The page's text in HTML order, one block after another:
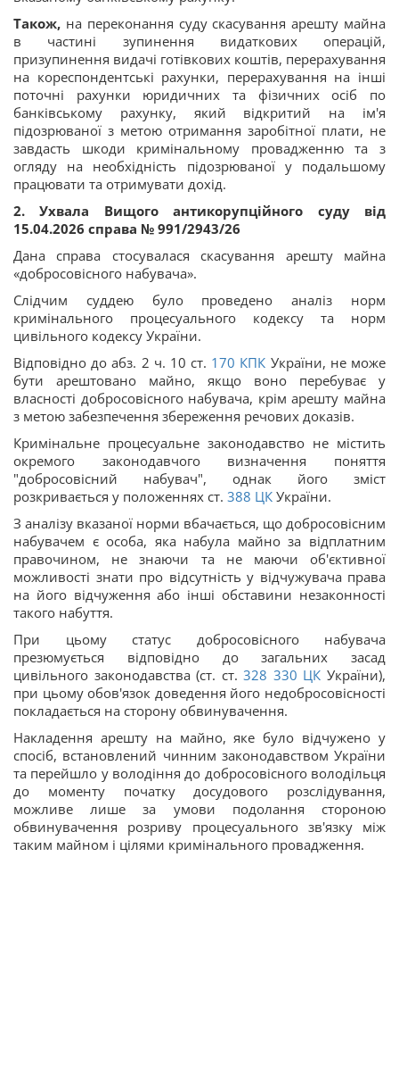
Також, на переконання суду скасування арешту майна
в частині зупинення видаткових операцій,
призупинення видачі готівкових коштів, перерахування
на кореспондентські рахунки, перерахування на інші
поточні рахунки юридичних та фізичних осіб по
банківському рахунку, який відкритий на ім'я
підозрюваної з метою отримання заробітної плати, не
завдасть шкоди кримінальному провадженню та з
огляду на необхідність підозрюваної у подальшому
працювати та отримувати дохід.
2. Ухвала Вищого антикорупційного суду від
15.04.2026 справа № 991/2943/26
Дана справа стосувалася скасування арешту майна
«добросовісного набувача».
Слідчим суддею було проведено аналіз норм
кримінального процесуального кодексу та норм
цивільного кодексу України.
Відповідно до абз. 2 ч. 10 ст. 170 КПК України, не може
бути арештовано майно, якщо воно перебуває у
власності добросовісного набувача, крім арешту майна
з метою забезпечення збереження речових доказів.
Кримінальне процесуальне законодавство не містить
окремого законодавчого визначення поняття
"добросовісний набувач", однак його зміст
розкривається у положеннях ст. 388 ЦК України.
З аналізу вказаної норми вбачається, що добросовісним
набувачем є особа, яка набула майно за відплатним
правочином, не знаючи та не маючи об'єктивної
можливості знати про відсутність у відчужувача права
на його відчуження або інші обставини незаконності
такого набуття.
При цьому статус добросовісного набувача
презюмується відповідно до загальних засад
цивільного законодавства (ст. ст. 328 330 ЦК України),
при цьому обов'язок доведення його недобросовісності
покладається на сторону обвинувачення.
Накладення арешту на майно, яке було відчужено у
спосіб, встановлений чинним законодавством України
та перейшло у володіння до добросовісного володільця
до моменту початку досудового розслідування,
можливе лише за умови подолання стороною
обвинувачення розриву процесуального зв'язку між
таким майном і цілями кримінального провадження.